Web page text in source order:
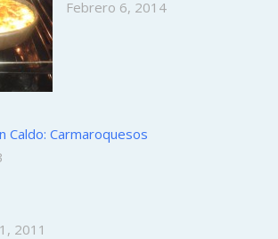
Febrero 6, 2014
Caldo: Carmaroquesos
2011